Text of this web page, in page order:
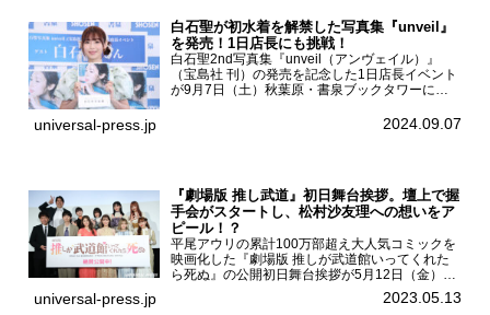
白石聖が初水着を解禁した写真集『unveil』
を発売！1日店長にも挑戦！
白石聖2nd写真集『unveil（アンヴェイル）』
（宝島社 刊）の発売を記念した1日店長イベント
が9月7日（土）秋葉原・書泉ブックタワーにて
を記念し1日店長イベントを開催した本写真集は
universal-press.jp 2024.09.07
『劇場版 推し武道』初日舞台挨拶。壇上で握
手会がスタートし、松村沙友理への想いをア
ピール！？
平尾アウリの累計100万部超え大人気コミックを
映画化した『劇場版 推しが武道館いってくれた
ら死ぬ』の公開初日舞台挨拶が5月12日（金）新
宿バルト9で開催され、出演者の松村沙友理、中
村里帆、MOMO(@onefive)、KANO(@onefi...
universal-press.jp 2023.05.13